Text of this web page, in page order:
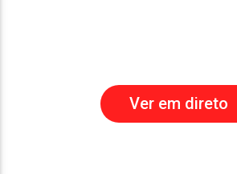
Ver em direto